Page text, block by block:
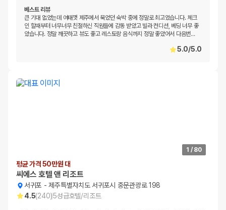
베스트 리뷰
큰 기대 없었는데 여태껏 제주에서 묵었던 숙박 중에 정말로 최고였습니다. 체크
인 할때부터 너무너무 친절하신 직원들에 감동 받았고 빌라 컨디션, 베딩 너무 좋
았습니다. 정말 깨끗하고 뷰도 좋고 레스토랑 음식까지 정말 좋았어서 다음번…
5.0/5.0
1 / 80
평균 가격 50만원 대
씨에스 호텔 앤 리조트
서귀포 -제주특별자치도 서귀포시 중문관광로 198
4.5(240)5성급호텔/리조트